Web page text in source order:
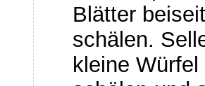
Blätter
schälen.
kleine